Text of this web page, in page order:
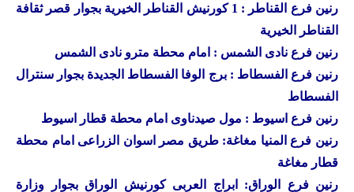
رنين
فرع القناطر : 1 كورنيش القناطر الخيرية بجوار قصر ثقافة
القناطر الخيرية
رنين فرع نادى الشمس : امام محطة مترو نادى الشمس
رنين فرع الفسطاط : برج الوفا الفسطاط الجديدة بجوار سنترال
الفسطاط
رنين فرع اسيوط : مول صيدناوى امام محطة قطار اسيوط
رنين فرع المنيا مغاغة: طريق مصر اسوان الزراعى امام محطة
قطار مغاغة
رنين فرع الوراق: ابراج العربى كورنيش الوراق بجوار وزارة